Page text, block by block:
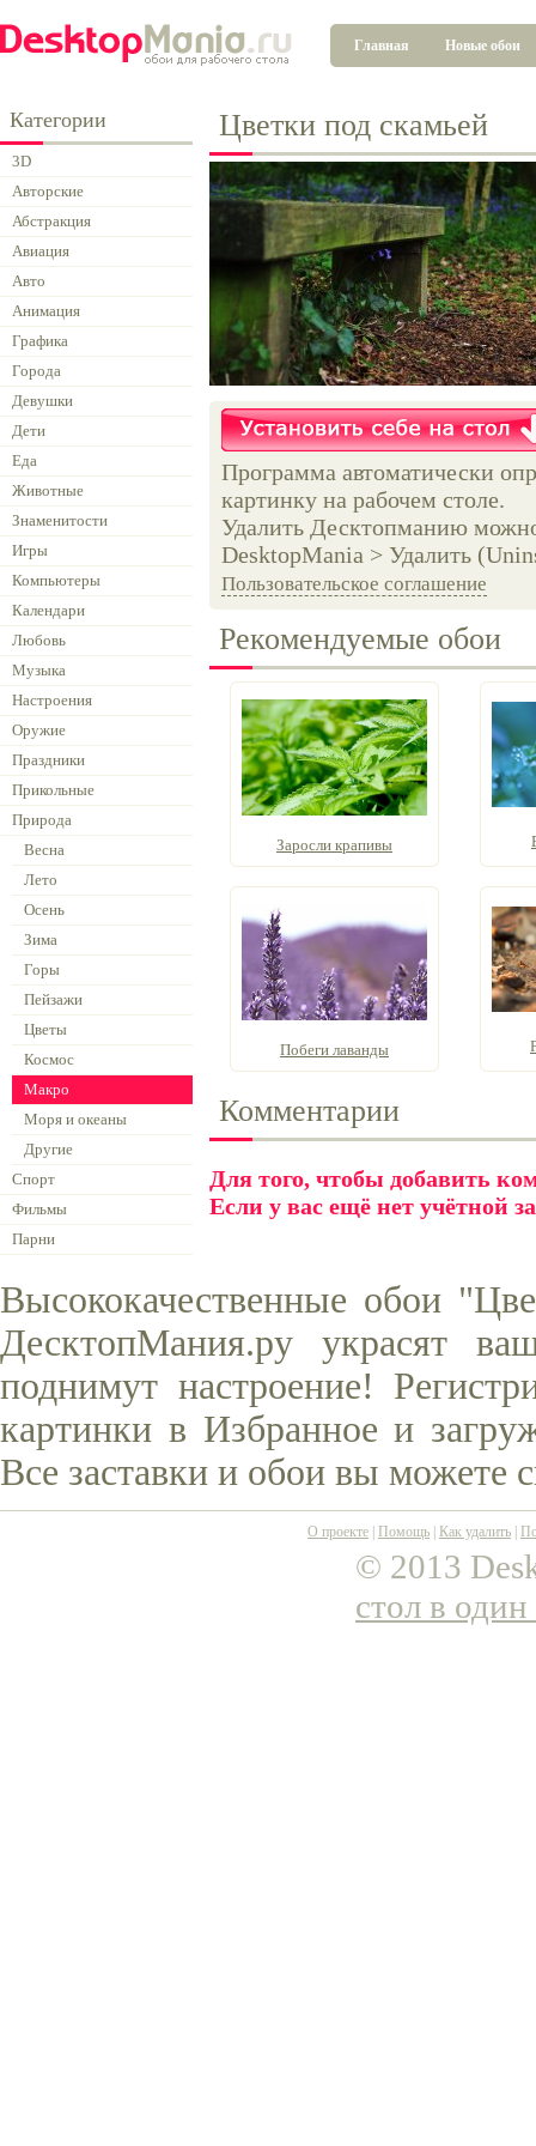
Главная Новые обои
Категории
3D
Авторские
Абстракция
Авиация
Авто
Анимация
Графика
Города
Девушки
Дети
Еда
Животные
Знаменитости
Игры
Компьютеры
Календари
Любовь
Музыка
Настроения
Оружие
Праздники
Прикольные
Природа
Весна
Лето
Осень
Зима
Горы
Пейзажи
Цветы
Космос
Макро
Моря и океаны
Другие
Спорт
Фильмы
Парни
Цветки под скамьей
Программа автоматически
картинку на рабочем столе.
Удалить Десктопманию
DesktopMania > Удалить
Пользовательское соглашение
Рекомендуемые обои
Заросли крапивы
Побеги лаванды
Комментарии
Для того, чтобы добавить
Если у вас ещё нет учётной
Высококачественные обои
ДесктопМания.ру украсят
поднимут настроение!
картинки в Избранное и
Все заставки и обои вы можете
О проекте Помощь Как удалить
© 2013
стол в